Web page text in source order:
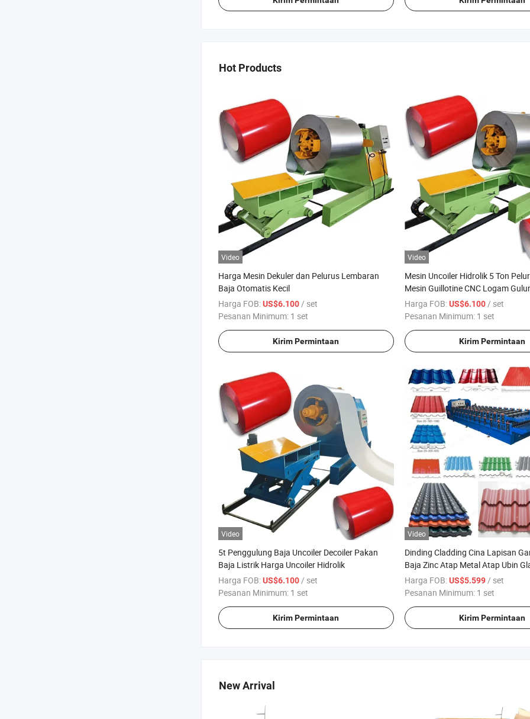
Hot Products
Video
Harga Mesin Dekuler dan Pelurus Lembaran
Baja Otomatis Kecil
Harga FOB:US$6.100/ set
Pesanan Minimum: 1 set
Kirim Permintaan
Video
Mesin Uncoiler Hidrolik 5 Ton
Mesin Guillotine CNC Logam
Listrik untuk 1250
Harga FOB:US$6.100/ set
Pesanan Minimum: 1 set
Kirim Permintaan
Video
5t Penggulung Baja Uncoiler Decoiler Pakan
Baja Listrik Harga Uncoiler Hidrolik
Harga FOB:US$6.100 / set
Pesanan Minimum: 1 set
Kirim Permintaan
Video
Dinding Cladding Cina Lapisan
Baja Zinc Atap Metal Atap Ubin
Lembaran Besi Metal
Membuat Mesin Pembentuk
Harga FOB:US$5.599 / set
Pesanan Minimum: 1 set
Kirim Permintaan
New Arrival